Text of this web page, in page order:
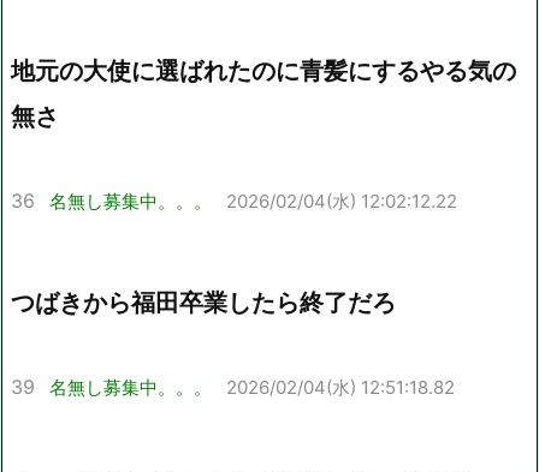
地元の大使に選ばれたのに青髪にするやる気の
無さ
36 名無し募集中。。。 2026/02/04(水) 12:02:12.22
つばきから福田卒業したら終了だろ
39 名無し募集中。。。 2026/02/04(水) 12:51:18.82